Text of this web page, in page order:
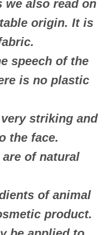
we also read on
origin. It is
speech of the
is no plastic
striking and
the face.
of natural
of animal
product.